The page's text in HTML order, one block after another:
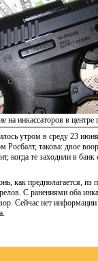
на инкассаторов в центре
утром в среду 23
Росбалт, такова: двое
когда те заходили в банк
как предполагается, из
С ранениями оба
Сейчас нет